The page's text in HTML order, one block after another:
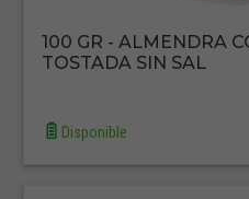
100 GR - ALMENDRA
TOSTADA SIN SAL
Disponible